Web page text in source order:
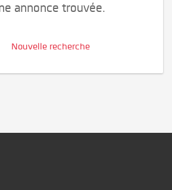
annonce trouvée.
Nouvelle recherche